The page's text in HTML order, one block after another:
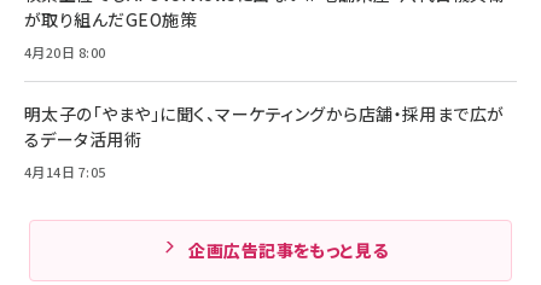
が取り組んだGEO施策
4月20日 8:00
明太子の「やまや」に聞く、マーケティングから店舗・採用まで広が
るデータ活用術
4月14日 7:05
企画広告記事をもっと見る